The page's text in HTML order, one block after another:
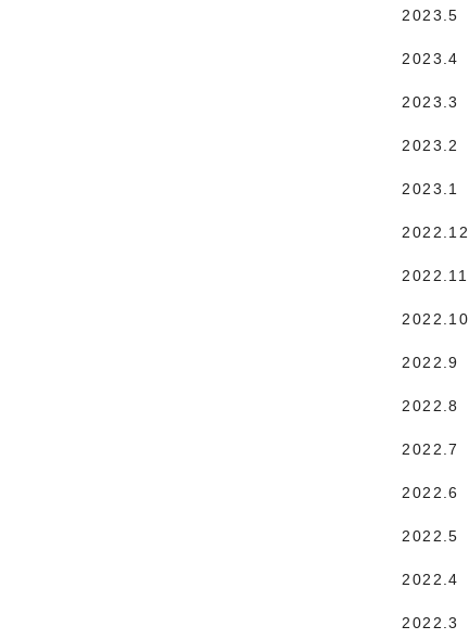
2023.5
2023.4
2023.3
2023.2
2023.1
2022.12
2022.11
2022.10
2022.9
2022.8
2022.7
2022.6
2022.5
2022.4
2022.3